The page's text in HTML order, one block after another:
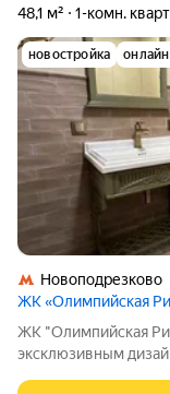
48,1 м² 1-комн.
новостройка
Новоподрезково
ЖК «Олимпийская
ЖК "Олимпийская
эксклюзивным